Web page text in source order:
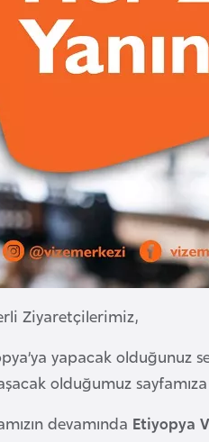
Ziyaretçilerimiz,
yapacak olduğunuz
olduğumuz
devamında Etiyopya